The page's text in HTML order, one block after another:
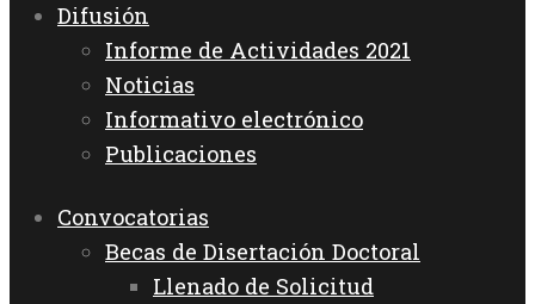
Difusión
Informe de Actividades 2021
Noticias
Informativo electrónico
Publicaciones
Convocatorias
Becas de Disertación Doctoral
Llenado de Solicitud